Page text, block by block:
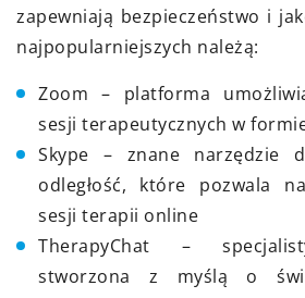
zapewniają bezpieczeństwo i
najpopularniejszych należą:
Zoom – platforma
sesji terapeutycznych w
Skype – znane narzędzie
odległość, które pozwala
sesji terapii online
TherapyChat –
stworzona z myślą o